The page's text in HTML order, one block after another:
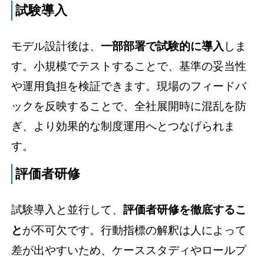
試験導入
モデル設計後は、一部部署で試験的に導入 しま
す。小規模でテストすることで、基準の妥当性
や運用負担を検証できます。現場のフィードバ
ックを反映することで、全社展開時に混乱を防
ぎ、より効果的な制度運用へとつなげられま
す。
評価者研修
試験導入と並行して、評価者研修を徹底するこ
とが不可欠です。行動指標の解釈は人によって
差が出やすいため、ケーススタディやロールプ